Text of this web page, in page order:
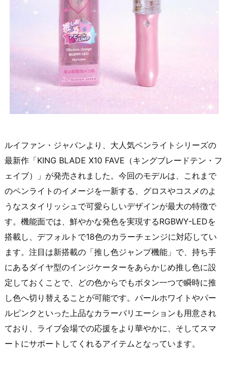
ルイファン・ジャパンより、大人気ペンライトシリーズの
最新作「KING BLADE X10 FAVE（キングブレードテン・フ
ェイブ）」が発売されました。今回のモデルは、これまで
のペンライトのイメージを一新する、グロスやコスメのよ
うなスタイリッシュで可愛らしいデザインが最大の特徴で
す。機能面では、鮮やかな発色を実現するRGBWY-LEDを
搭載し、デフォルトで18色のカラーチェンジに対応してい
ます。注目は新搭載の「推し色ジャンプ機能」で、持ち手
にあるダイヤ型のインジケーターをあらかじめ推し色に設
定しておくことで、どの色からでもボタン一つで瞬時に推
し色へ切り替えることが可能です。パールホワイトやパー
ルピンクといった上品なカラーバリエーションも用意され
ており、ライブ会場での応援をより華やかに、そしてスマ
ートにサポートしてくれるアイテムとなっています。